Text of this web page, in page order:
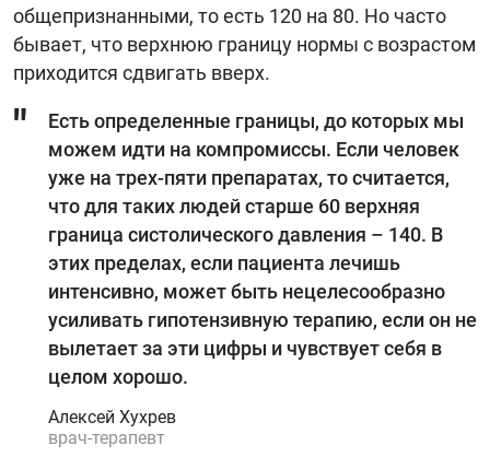
общепризнанными, то есть 120 на 80. Но часто
бывает, что верхнюю границу нормы с возрастом
приходится сдвигать вверх.
Есть определенные границы, до которых мы
можем идти на компромиссы. Если человек
уже на трех-пяти препаратах, то считается,
что для таких людей старше 60 верхняя
граница систолического давления – 140. В
этих пределах, если пациента лечишь
интенсивно, может быть нецелесообразно
усиливать гипотензивную терапию, если он не
вылетает за эти цифры и чувствует себя в
целом хорошо.
Алексей Хухрев
врач-терапевт